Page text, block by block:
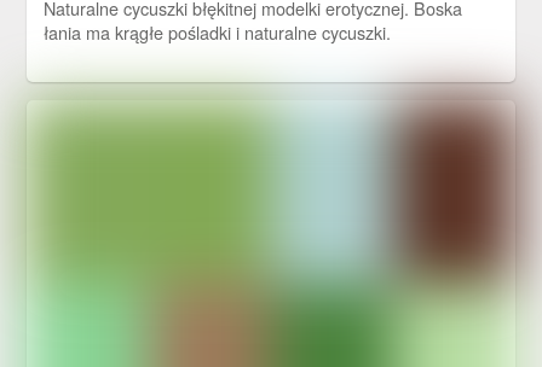
Naturalne cycuszki błękitnej modelki erotycznej. Boska
łania ma krągłe pośladki i naturalne cycuszki.